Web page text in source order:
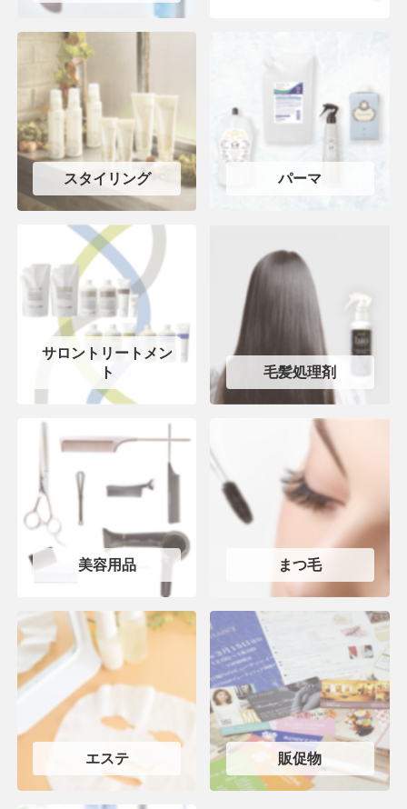
スタイリング パーマ
サロントリートメン
ト
毛髪処理剤
美容用品 まつ毛
エステ 販促物